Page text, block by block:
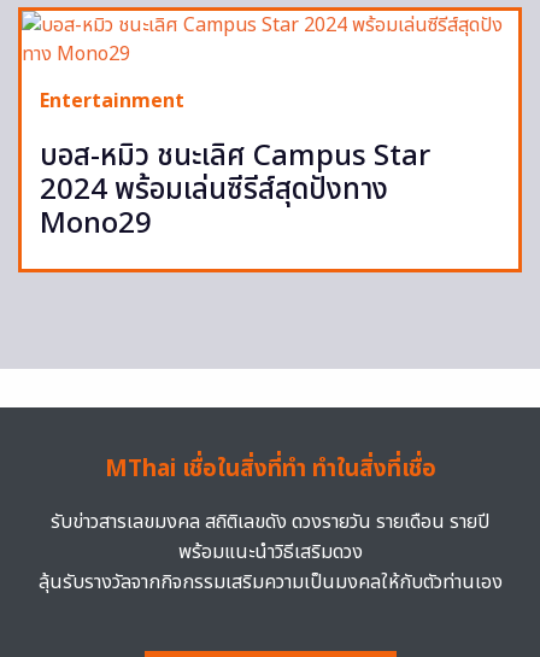
Entertainment
บอส-หมิว ชนะเลิศ Campus Star
2024 พร้อมเล่นซีรีส์สุดปังทาง
Mono29
MThai เชื่อในสิ่งที่ทำ ทำในสิ่งที่เชื่อ
รับข่าวสารเลขมงคล สถิติเลขดัง ดวงรายวัน รายเดือน รายปี
พร้อมแนะนำวิธีเสริมดวง
ลุ้นรับรางวัลจากกิจกรรมเสริมความเป็นมงคลให้กับตัวท่านเอง